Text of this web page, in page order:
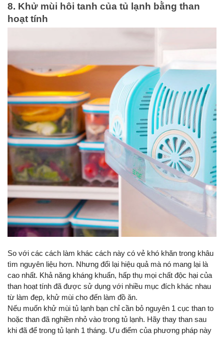
8. Khử mùi hôi tanh của tủ lạnh bằng than
hoạt tính
So với các cách làm khác cách này có vẻ khó khăn trong khâu
tìm nguyên liệu hơn. Nhưng đổi lại hiệu quả mà nó mang lại là
cao nhất. Khả năng kháng khuẩn, hấp thụ mọi chất độc hại của
than hoạt tính đã được sử dụng với nhiều mục đích khác nhau
từ làm đẹp, khử mùi cho đến làm đồ ăn.
Nếu muốn khử mùi tủ lạnh bạn chỉ cần bỏ nguyên 1 cục than to
hoặc than đã nghiền nhỏ vào trong tủ lạnh. Hãy thay than sau
khi đã để trong tủ lạnh 1 tháng. Ưu điểm của phương pháp này